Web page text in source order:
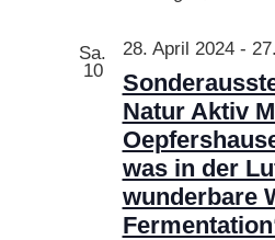
Sa.
10
Natur Aktiv
was in der
wunderbare
28. April 2024-